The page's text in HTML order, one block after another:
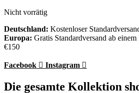
Nicht vorrätig
Deutschland: Kostenloser
Europa: Gratis Standardversand ab
€150
Facebook Instagram
Die gesamte Kollektion